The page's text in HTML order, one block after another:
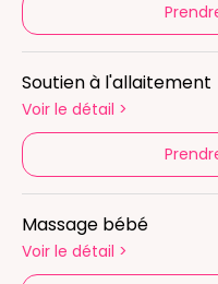
Soutien à l'allaitement
Voir le détail >
Massage bébé
Voir le détail >